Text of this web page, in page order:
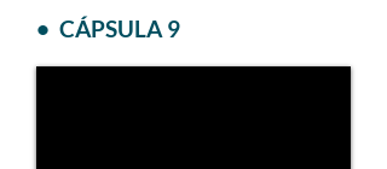
• CÁPSULA 9